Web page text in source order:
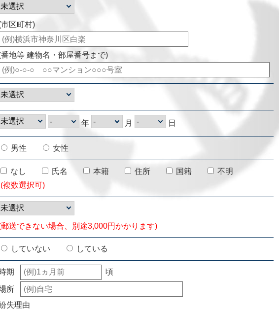
市区町村)
番地等 建物名・部屋番号まで)
年 月 日
男性 女性
なし 氏名 本籍 住所 国籍
不明
(複数選択可)
郵送できない場合、別途3,000円かかります)
していない している
期 頃
所
失理由